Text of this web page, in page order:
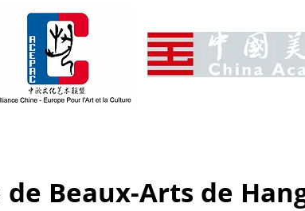
Beaux-Arts de